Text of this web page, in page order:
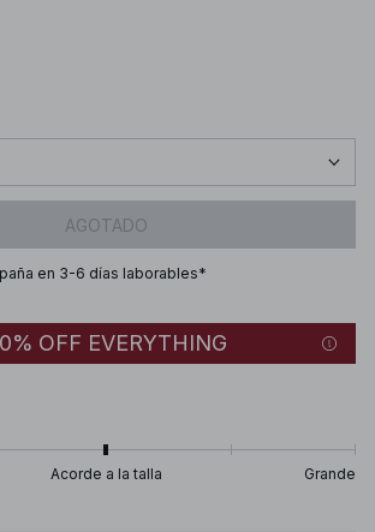
AGOTADO
en 3-6 días laborables*
OFF EVERYTHING
Acorde a la talla Grande